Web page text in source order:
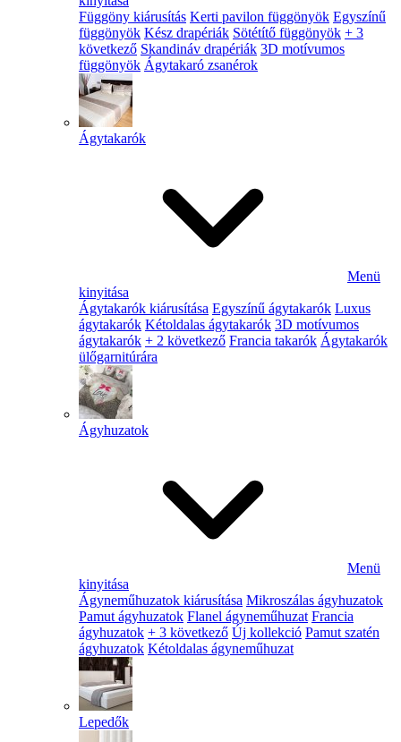
Függöny kiárusítás Kerti pavilon függönyök Egyszínű
függönyök Kész drapériák Sötétítő függönyök + 3
következő Skandináv drapériák 3D motívumos
függönyök Ágytakaró zsanérok
Ágytakarók
Menü
kinyitása
Ágytakarók kiárusítása Egyszínű ágytakarók Luxus
ágytakarók Kétoldalas ágytakarók 3D motívumos
ágytakarók + 2 következő Francia takarók Ágytakarók
ülőgarnitúrára
Ágyhuzatok
Menü
kinyitása
Ágyneműhuzatok kiárusítása Mikroszálas ágyhuzatok
Pamut ágyhuzatok Flanel ágyneműhuzat Francia
ágyhuzatok + 3 következő Új kollekció Pamut szatén
ágyhuzatok Kétoldalas ágyneműhuzat
Lepedők